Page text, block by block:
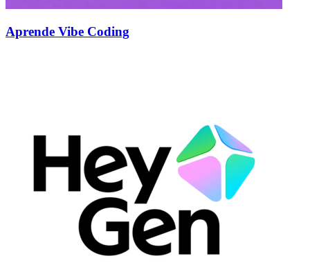
Aprende Vibe Coding